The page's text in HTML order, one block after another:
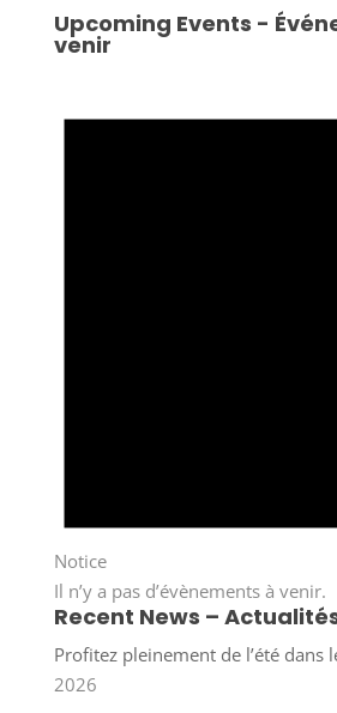
Upcoming Events -
venir
Notice
Il n’y a pas d’évènements à venir.
Recent News –
Profitez pleinement de l’été dans
2026